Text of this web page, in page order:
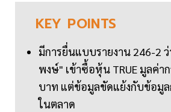
KEY POINTS
มีการยื่นแบบรายงาน 246-2
พงษ์" เข้าซื้อหุ้น TRUE มูลค่า
บาท แต่ข้อมูลขัดแย้งกับข้อมูล
ในตลาด